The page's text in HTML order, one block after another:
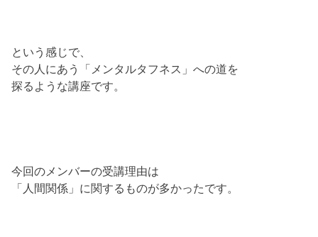
という感じで、
その人にあう「メンタルタフネス」への道を
探るような講座です。
今回のメンバーの受講理由は
「人間関係」に関するものが多かったです。